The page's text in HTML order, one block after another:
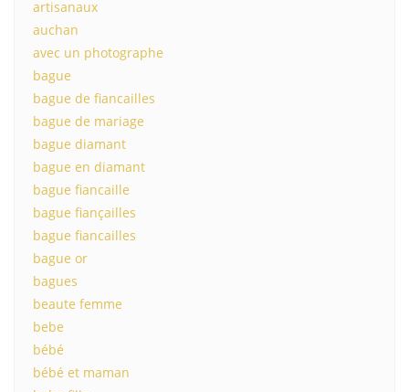
artisanaux
auchan
avec un photographe
bague
bague de fiancailles
bague de mariage
bague diamant
bague en diamant
bague fiancaille
bague fiançailles
bague fiancailles
bague or
bagues
beaute femme
bebe
bébé
bébé et maman